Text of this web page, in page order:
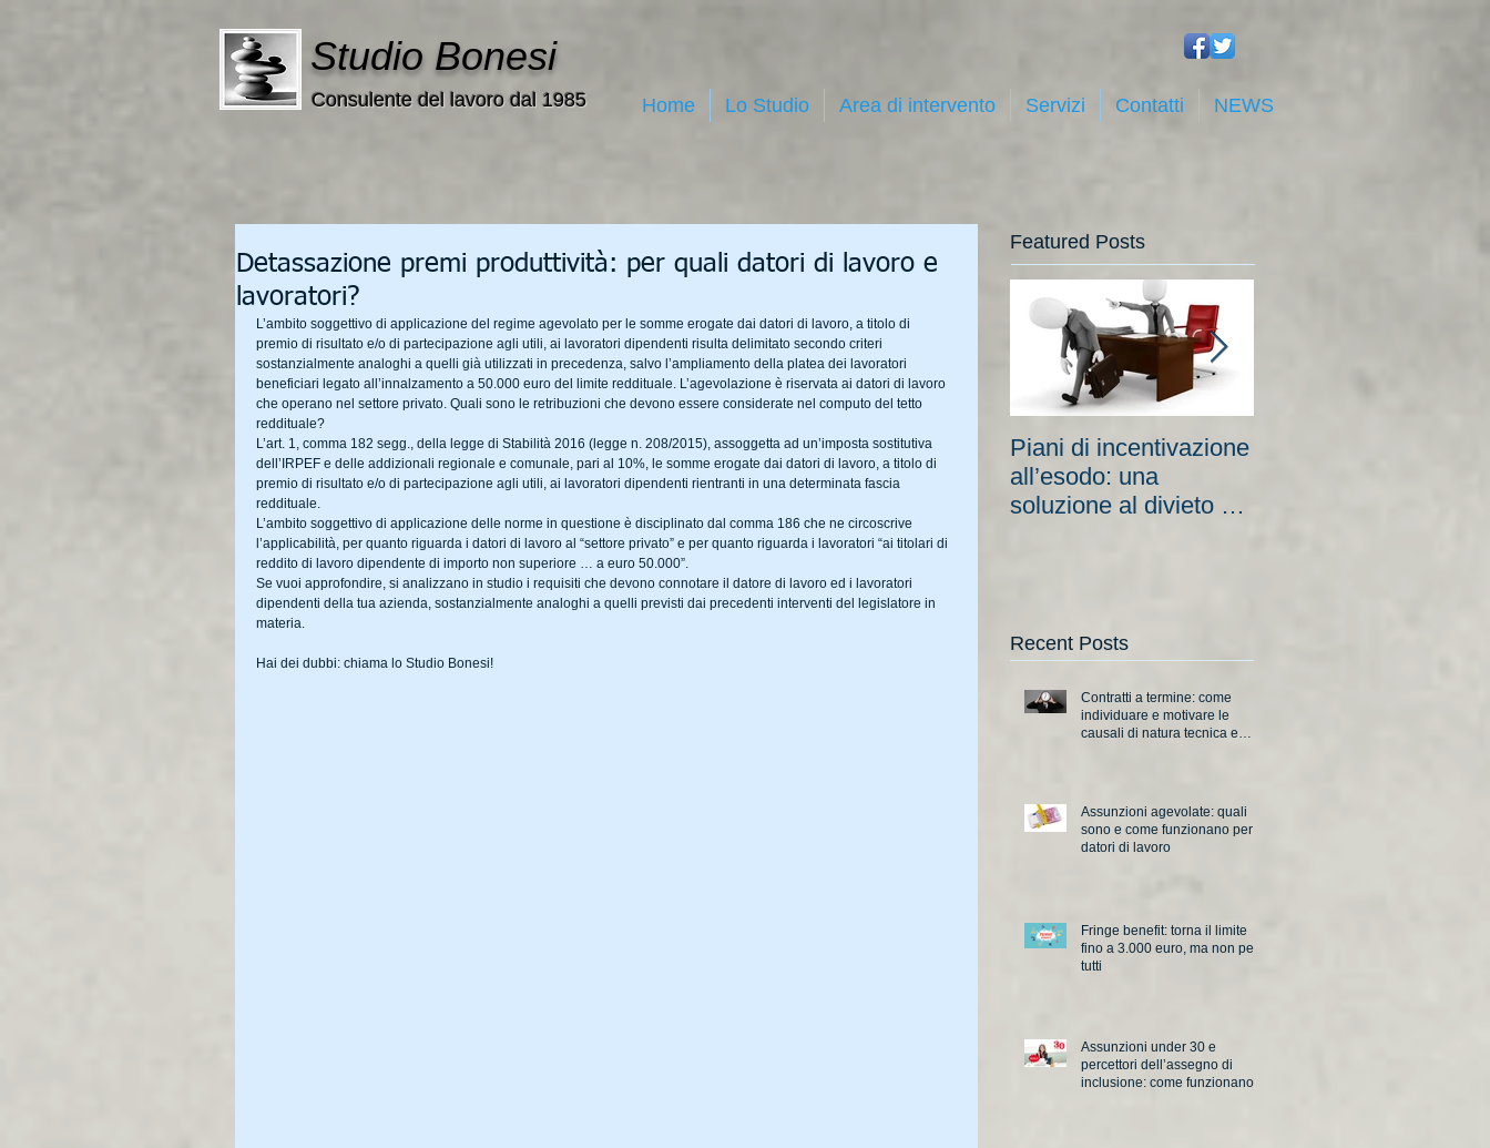
Studio Bonesi
Consulente del lavoro dal 1985 Home Lo Studio Area di intervento Servizi Contatti NEWS
Detassazione premi produttività: per quali datori di lavoro e
lavoratori?
L’ambito soggettivo di applicazione del regime agevolato per le somme erogate dai datori di lavoro, a titolo di
premio di risultato e/o di partecipazione agli utili, ai lavoratori dipendenti risulta delimitato secondo criteri
sostanzialmente analoghi a quelli già utilizzati in precedenza, salvo l’ampliamento della platea dei lavoratori
beneficiari legato all’innalzamento a 50.000 euro del limite reddituale. L’agevolazione è riservata ai datori di lavoro
che operano nel settore privato. Quali sono le retribuzioni che devono essere considerate nel computo del tetto
reddituale?
L’art. 1, comma 182 segg., della legge di Stabilità 2016 (legge n. 208/2015), assoggetta ad un’imposta sostitutiva
dell’IRPEF e delle addizionali regionale e comunale, pari al 10%, le somme erogate dai datori di lavoro, a titolo di
premio di risultato e/o di partecipazione agli utili, ai lavoratori dipendenti rientranti in una determinata fascia
reddituale.
L’ambito soggettivo di applicazione delle norme in questione è disciplinato dal comma 186 che ne circoscrive
l’applicabilità, per quanto riguarda i datori di lavoro al “settore privato” e per quanto riguarda i lavoratori “ai titolari di
reddito di lavoro dipendente di importo non superiore … a euro 50.000”.
Se vuoi approfondire, si analizzano in studio i requisiti che devono connotare il datore di lavoro ed i lavoratori
dipendenti della tua azienda, sostanzialmente analoghi a quelli previsti dai precedenti interventi del legislatore in
materia.
Hai dei dubbi: chiama lo Studio Bonesi!
Featured Posts
Piani di incentivazione
all’esodo: una
soluzione al divieto di
Recent Posts
Contratti a termine: come
individuare e motivare le
causali di natura tecnica e
Assunzioni agevolate: quali
sono e come funzionano per i
datori di lavoro
Fringe benefit: torna il limite
fino a 3.000 euro, ma non per
tutti
Assunzioni under 30 e
percettori dell’assegno di
inclusione: come funzionano i